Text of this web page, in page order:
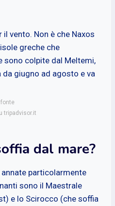
vento. Non è che Naxos
greche che
sono colpite dal Meltemi,
giugno ad agosto e va
tripadvisor.it
dal mare?
particolarmente
sono il Maestrale
e lo Scirocco (che soffia